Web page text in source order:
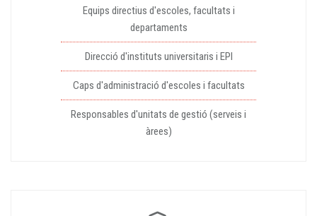
Equips directius d'escoles, facultats i
departaments
Direcció d'instituts universitaris i EPI
Caps d'administració d'escoles i facultats
Responsables d'unitats de gestió (serveis i
àrees)